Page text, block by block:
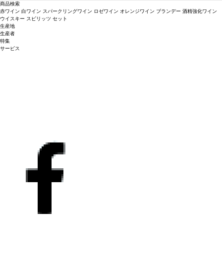
商品検索
赤ワイン 白ワイン スパークリングワイン ロゼワイン オレンジワイン ブランデー 酒精強化ワイン
ウイスキー スピリッツ セット
生産地
生産者
特集
サービス